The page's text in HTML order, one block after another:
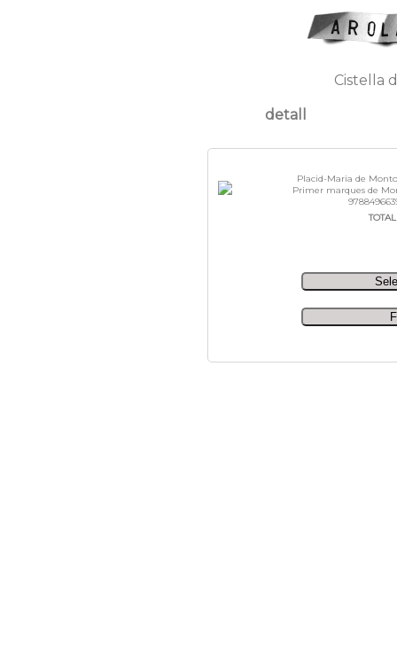
Cistella
detall
Placid-Maria de
Primer marques de
TOTAL